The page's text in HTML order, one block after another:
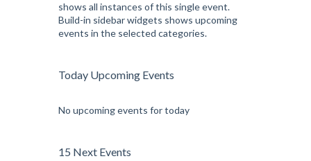
shows all instances of this single event.
Build-in sidebar widgets shows upcoming
events in the selected categories.
Today Upcoming Events
No upcoming events for today
15 Next Events